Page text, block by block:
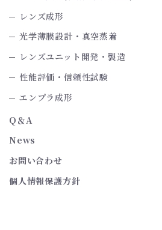
レンズ成形
光学薄膜設計・真空蒸着
レンズユニット開発・製造
性能評価・信頼性試験
エンプラ成形
Q＆A
News
お問い合わせ
個人情報保護方針